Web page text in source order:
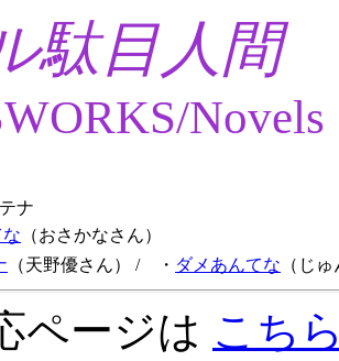
駄目人間
Novels
ナ
（おさかなさん）
（天野優さん） / ・ ダメあんてな （じ
ページは こち